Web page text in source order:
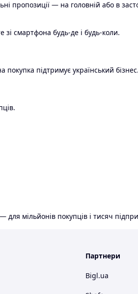
пропозиції — на головній або в
смартфона будь-де і будь-коли.
підтримує український бізнес.
мільйонів покупців і тисяч
Партнери
Bigl.ua